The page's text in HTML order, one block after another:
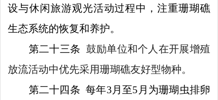
设与休闲旅游观光活动过程中，注重珊瑚礁
生态系统的恢复和养护。
第二十三条 鼓励单位和个人在开展增殖
放流活动中优先采用珊瑚礁友好型物种。
第二十四条 每年3 月至5 月为珊瑚虫排卵